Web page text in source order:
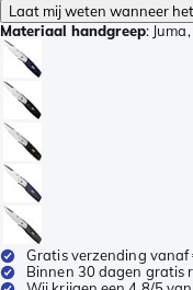
Laat mij weten wanneer
Materiaal handgreep:
Gratis verzending vanaf
Binnen 30 dagen gratis